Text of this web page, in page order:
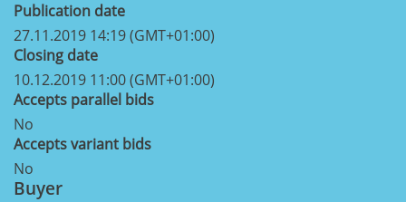
Publication date
27.11.2019 14:19 (GMT+01:00)
Closing date
10.12.2019 11:00 (GMT+01:00)
Accepts parallel bids
No
Accepts variant bids
No
Buyer